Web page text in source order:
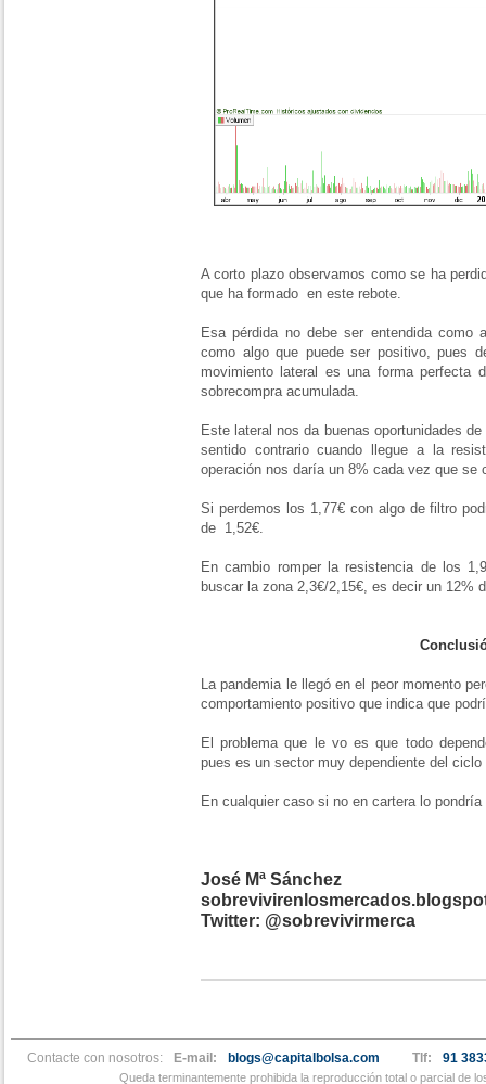
A corto plazo observamos como se ha
que ha formado en este rebote.
Esa pérdida no debe ser entendida como
como algo que puede ser positivo, pues
movimiento lateral es una forma perfecta
sobrecompra acumulada.
Este lateral nos da buenas oportunidades
sentido contrario cuando llegue a la
operación nos daría un 8% cada vez que se
Si perdemos los 1,77€ con algo de filtro
de 1,52€.
En cambio romper la resistencia de los
buscar la zona 2,3€/2,15€, es decir un 12%
La pandemia le llegó en el peor momento
comportamiento positivo que indica que
El problema que le vo es que todo
pues es un sector muy dependiente del ciclo
En cualquier caso si no en cartera lo
José Mª Sánchez
Twitter: @sobrevivirmerca
Contacte con nosotros: E-mail: blogs@capitalbolsa.com Tlf: 91
Queda terminantemente prohibida la reproducción total o parcial de